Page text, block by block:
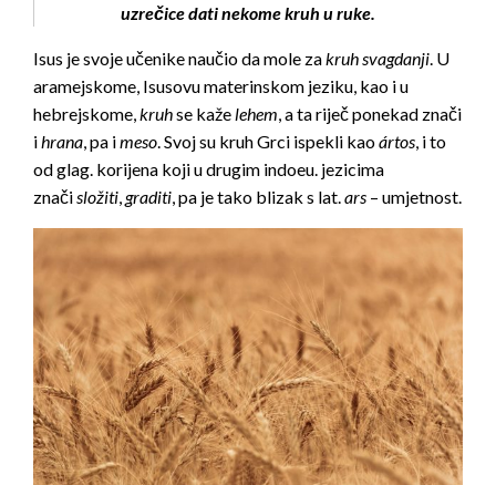
uzrečice dati nekome kruh u ruke.
Isus je svoje učenike naučio da mole zakruh svagdanji. U
aramejskome, Isusovu materinskom jeziku, kao i u
hebrejskome,kruhse kaželehem, a ta riječ ponekad znači
ihrana, pa imeso. Svoj su kruh Grci ispekli kaoártos, i to
od glag. korijena koji u drugim indoeu. jezicima
značisložiti,graditi, pa je tako blizak s lat.ars – umjetnost.